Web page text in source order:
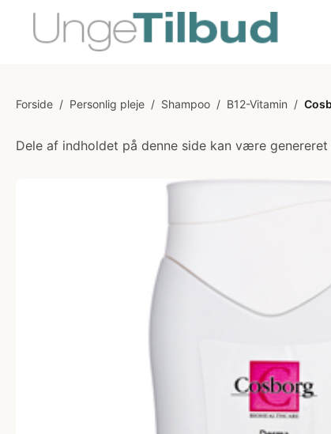
Forside / Personlig pleje / Shampoo / B12-Vitamin /
Dele af indholdet på denne side kan være